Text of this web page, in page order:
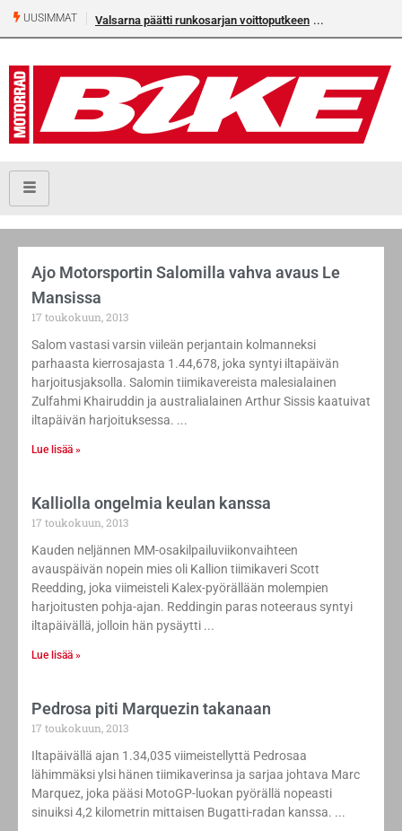
UUSIMMAT Valsarna päätti runkosarjan voittoputkeen
Ajo Motorsportin Salomilla vahva avaus Le
Mansissa
17 toukokuun, 2013
Salom vastasi varsin viileän perjantain kolmanneksi
parhaasta kierrosajasta 1.44,678, joka syntyi iltapäivän
harjoitusjaksolla. Salomin tiimikavereista malesialainen
Zulfahmi Khairuddin ja australialainen Arthur Sissis kaatuivat
iltapäivän harjoituksessa.
Lue lisää »
Kalliolla ongelmia keulan kanssa
17 toukokuun, 2013
Kauden neljännen MM-osakilpailuviikonvaihteen
avauspäivän nopein mies oli Kallion tiimikaveri Scott
Reedding, joka viimeisteli Kalex-pyörällään molempien
harjoitusten pohja-ajan. Reddingin paras noteeraus syntyi
iltapäivällä, jolloin hän pysäytti
Lue lisää »
Pedrosa piti Marquezin takanaan
17 toukokuun, 2013
Iltapäivällä ajan 1.34,035 viimeistellyttä Pedrosaa
lähimmäksi ylsi hänen tiimikaverinsa ja sarjaa johtava Marc
Marquez, joka pääsi MotoGP-luokan pyörällä nopeasti
sinuiksi 4,2 kilometrin mittaisen Bugatti-radan kanssa.